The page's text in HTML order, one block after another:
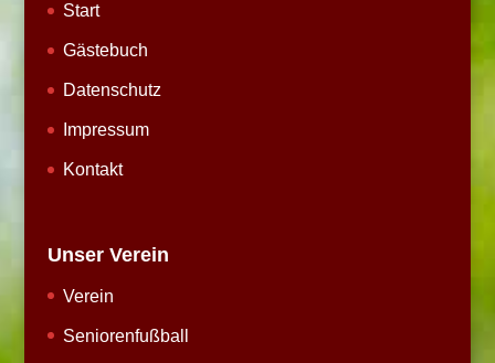
Start
Gästebuch
Datenschutz
Impressum
Kontakt
Unser Verein
Verein
Seniorenfußball